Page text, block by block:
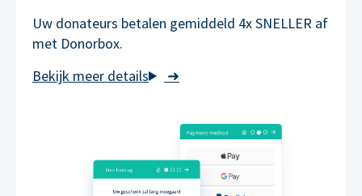
➜
Uw donateurs betalen gemiddeld 4x SNELLER af
met Donorbox.